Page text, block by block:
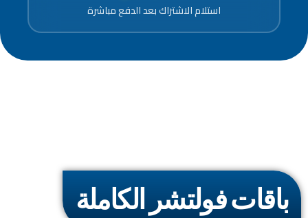
استلام الاشتراك بعد الدفع مباشرة
باقات فولتشر الكاملة